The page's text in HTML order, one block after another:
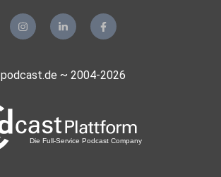
podcast.de ~ 2004-2026